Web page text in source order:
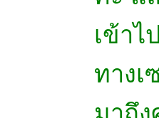
เข้า
ทางเ